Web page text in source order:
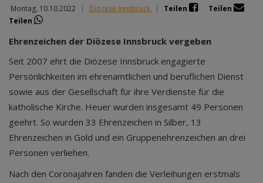
Montag, 10.10.2022 | Diözese Innsbruck | Teilen
Teilen
Teilen
Ehrenzeichen der Diözese Innsbruck vergeben
Seit 2007 ehrt die Diözese Innsbruck engagierte
Persönlichkeiten im ehrenamtlichen und beruflichen Dienst
sowie aus der Gesellschaft für ihre Verdienste für die
katholische Kirche. Heuer wurden insgesamt 49 Personen
geehrt. So wurden 33 Ehrenzeichen in Silber, 13
Ehrenzeichen in Gold und ein Gruppenehrenzeichen an drei
Personen verliehen.
Nach den Coronajahren fanden die Verleihungen erstmals